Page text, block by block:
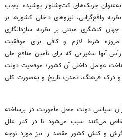
چریک‌های کت‌وشلوار پوشیده ایجاب
واقع‌گرایی، نیروهای داخلی کشورها بر
کنشگری مبتنی بر نظریه سازه‌انگاری
امروزه شرط لازم و کافی برای موفقیت
آنها سفیرانی که برای تأمین منافع ملی
عوامل داخلی آن کشور؛ موقعیت دولت
درک فرهنگ، تمدن، تاریخ و به‌صورت کلی
سیاسی دولت محل مأموریت در برساخته
می‌کنند سبب می‌شود تا در کنار علل
نگرش و کنش کشور مقصد را نیز مورد توجه